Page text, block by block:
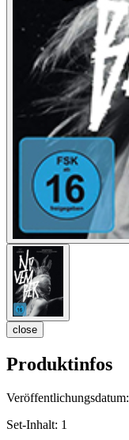
close
Produktinfos
Veröffentlichungsdatum:
Set-Inhalt: 1